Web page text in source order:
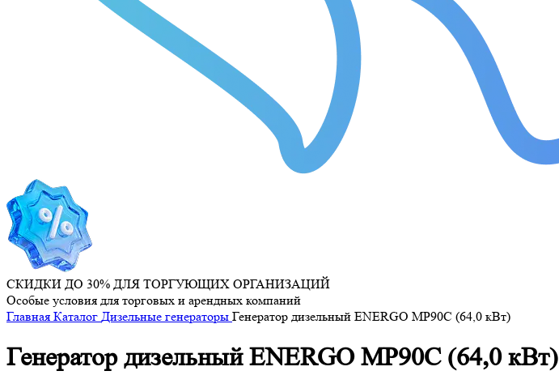
СКИДКИ ДО 30% ДЛЯ ТОРГУЮЩИХ ОРГАНИЗАЦИЙ
Особые условия для торговых и арендных компаний
Главная Каталог Дизельные генераторы Генератор дизельный ENERGO MP90C (64,0 кВт)
Генератор дизельный ENERGO MP90C (64,0 кВт)